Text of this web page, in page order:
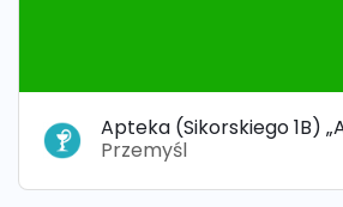
Apteka (Sikorskiego 1B)
Przemyśl